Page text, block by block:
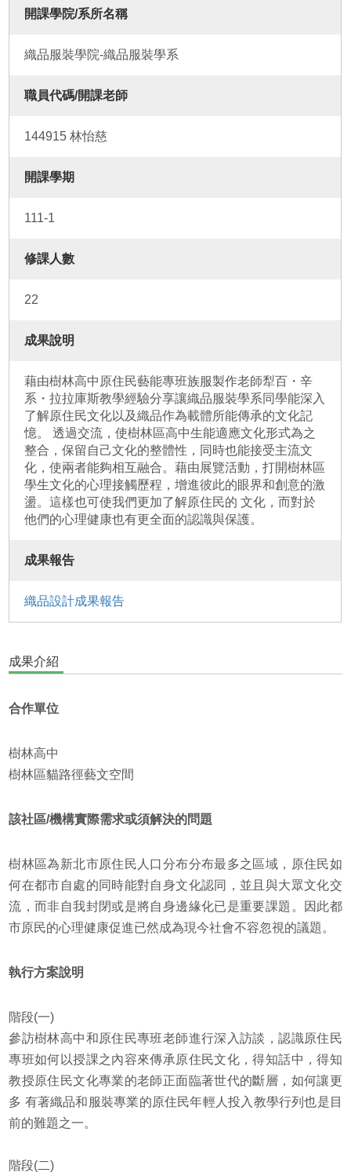
開課學院/系所名稱
織品服裝學院-織品服裝學系
職員代碼/開課老師
144915 林怡慈
開課學期
111-1
修課人數
22
成果說明
藉由樹林高中原住民藝能專班族服製作老師犁百・辛
系・拉拉庫斯教學經驗分享讓織品服裝學系同學能深入
了解原住民文化以及織品作為載體所能傳承的文化記
憶。 透過交流，使樹林區高中生能適應文化形式為之
整合，保留自己文化的整體性，同時也能接受主流文
化，使兩者能夠相互融合。藉由展覽活動，打開樹林區
學生文化的心理接觸歷程，增進彼此的眼界和創意的激
盪。這樣也可使我們更加了解原住民的 文化，而對於
他們的心理健康也有更全面的認識與保護。
成果報告
織品設計成果報告
成果介紹
合作單位
樹林高中
樹林區貓路徑藝文空間
該社區/機構實際需求或須解決的問題
樹林區為新北市原住民人口分布分布最多之區域，原住民如
何在都市自處的同時能對自身文化認同，並且與大眾文化交
流，而非自我封閉或是將自身邊緣化已是重要課題。因此都
市原民的心理健康促進已然成為現今社會不容忽視的議題。
執行方案說明
階段(一)
參訪樹林高中和原住民專班老師進行深入訪談，認識原住民
專班如何以授課之內容來傳承原住民文化，得知話中，得知
教授原住民文化專業的老師正面臨著世代的斷層，如何讓更
多 有著織品和服裝專業的原住民年輕人投入教學行列也是目
前的難題之一。
階段(二)